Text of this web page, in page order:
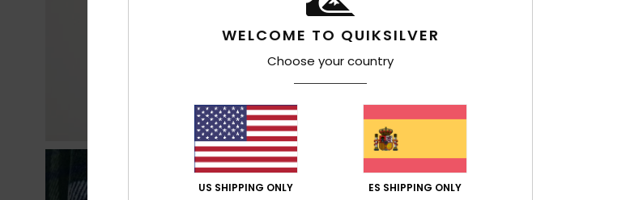
WELCOME TO QUIKSILVER
Choose your country
US SHIPPING ONLY ES SHIPPING ONLY